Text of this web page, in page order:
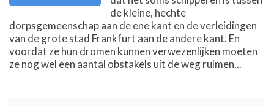
de kleine, hechte
dorpsgemeenschap aan de ene kant en de verleidingen
van de grote stad Frankfurt aan de andere kant. En
voordat ze hun dromen kunnen verwezenlijken moeten
ze nog wel een aantal obstakels uit de weg ruimen...